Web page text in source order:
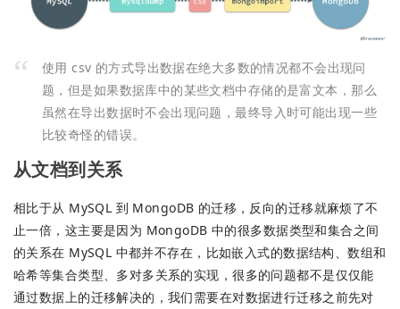
使用 csv 的方式导出数据在绝大多数的情况都不会出现问
题，但是如果数据库中的某些文档中存储的是富文本，那么
虽然在导出数据时不会出现问题，最终导入时可能出现一些
比较奇怪的错误。
从文档到关系
相比于从 MySQL 到 MongoDB 的迁移，反向的迁移就麻烦了不
止一倍，这主要是因为 MongoDB 中的很多数据类型和集合之间
的关系在 MySQL 中都并不存在，比如嵌入式的数据结构、数组和
哈希等集合类型、多对多关系的实现，很多的问题都不是仅仅能
通过数据上的迁移解决的，我们需要在对数据进行迁移之前先对